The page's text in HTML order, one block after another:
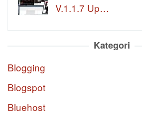
V.1.1.7 Up…
Kategori
Blogging
Blogspot
Bluehost